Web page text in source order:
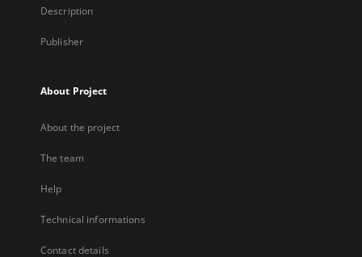
Description
Publisher
About Project
About the project
The team
Help
Technical informations
Contact details